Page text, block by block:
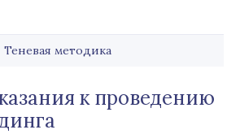
Теневая методика
к проведению